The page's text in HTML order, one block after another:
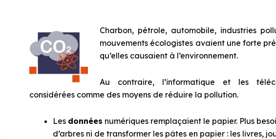
Charbon, pétrole, automobile, industries
mouvements écologistes avaient une forte
qu’elles causaient à l’environnement.
Au contraire, l’informatique et les
considérées comme des moyens de réduire la pollution.
Les données numériques remplaçaient le papier. Plus
d’arbres ni de transformer les pâtes en papier : les livres,